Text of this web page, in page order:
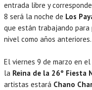
entrada libre y
8 será la noche de Los
que están trabajando
nivel como años anteriores.
El viernes 9 de marzo en
la Reina de la 26º Fiesta
artistas estará Chano